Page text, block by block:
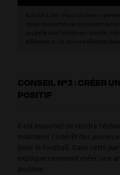
CONSEIL N°3 : CRÉER
POSITIF
Il est essentiel de rendre
maintenir l’intérêt des jeunes
pour le football. Dans cette
explique comment créer une
positive :